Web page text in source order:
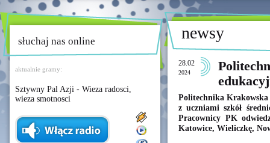
słuchaj nas online
aktualnie gramy:
Sztywny Pal Azji - Wieza radosci,
wieza smotnosci
newsy
28.02
2024
Politechnika Krakowska
z uczniami szkół
Pracownicy PK
Katowice, Wieliczkę,